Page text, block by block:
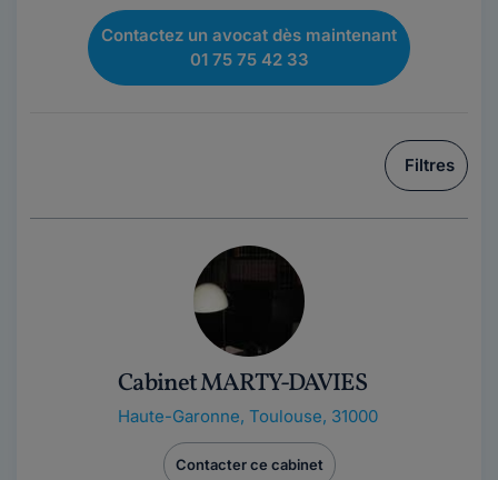
Contactez un avocat dès maintenant
01 75 75 42 33
Filtres
Cabinet MARTY-DAVIES
Haute-Garonne, Toulouse, 31000
Contacter ce cabinet